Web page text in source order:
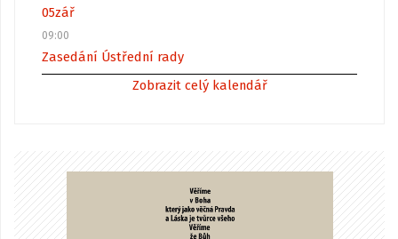
05zář
09:00
Zasedání Ústřední rady
Zobrazit celý kalendář